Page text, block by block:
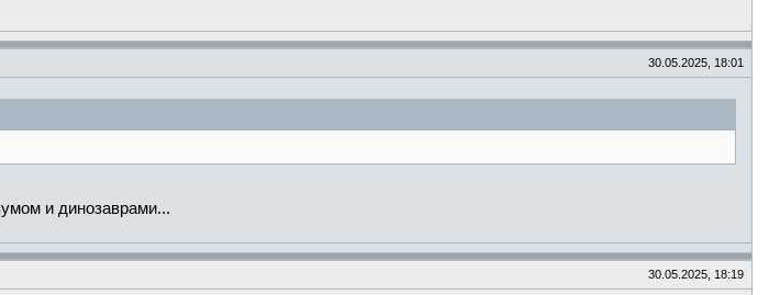
30.05.2025, 18:01
и динозаврами...
30.05.2025, 18:19